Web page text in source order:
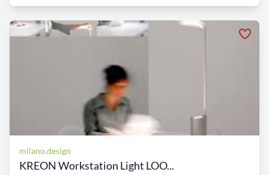
milano.design
KREON Workstation Light LOO...